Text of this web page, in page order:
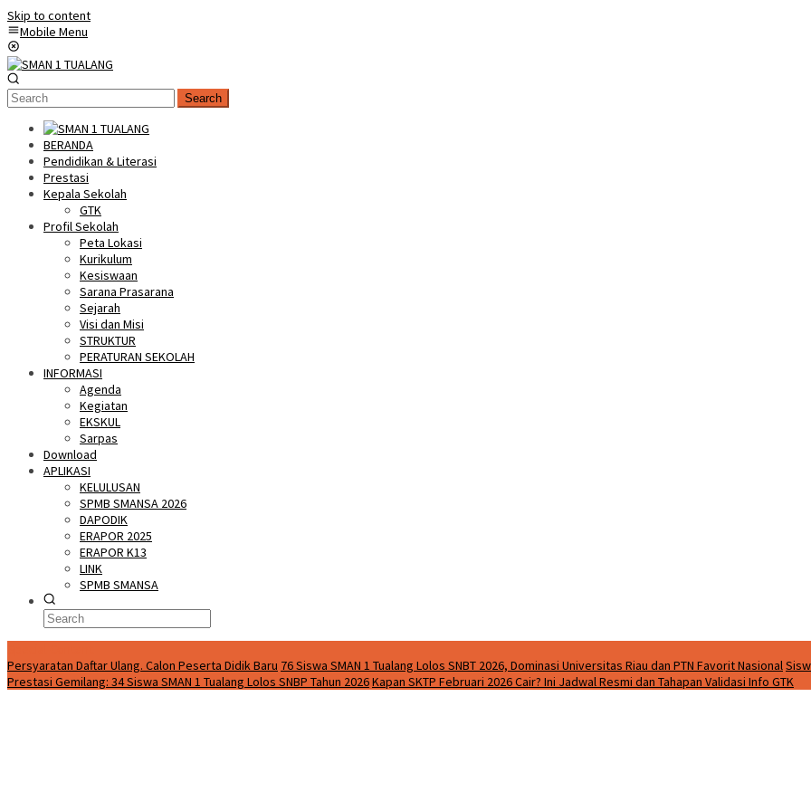
Skip to content
Mobile Menu
Search
BERANDA
Pendidikan & Literasi
Prestasi
Kepala Sekolah
GTK
Profil Sekolah
Peta Lokasi
Kurikulum
Kesiswaan
Sarana Prasarana
Sejarah
Visi dan Misi
STRUKTUR
PERATURAN SEKOLAH
INFORMASI
Agenda
Kegiatan
EKSKUL
Sarpas
Download
APLIKASI
KELULUSAN
SPMB SMANSA 2026
DAPODIK
ERAPOR 2025
ERAPOR K13
LINK
SPMB SMANSA
Persyaratan Daftar Ulang. Calon Peserta Didik Baru 76 Siswa SMAN 1 Tualang Lolos SNBT 2026, Dominasi Universitas Riau dan PTN Favorit Nasional
Prestasi Gemilang: 34 Siswa SMAN 1 Tualang Lolos SNBP Tahun 2026Kapan SKTP Februari 2026 Cair? Ini Jadwal Resmi dan Tahapan Validasi Info GTK